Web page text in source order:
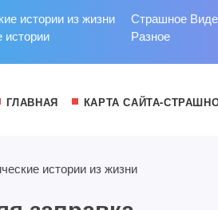
истории из жизни
Страшное
Разное
ГЛАВНАЯ КАРТА САЙТА-
истории из жизни